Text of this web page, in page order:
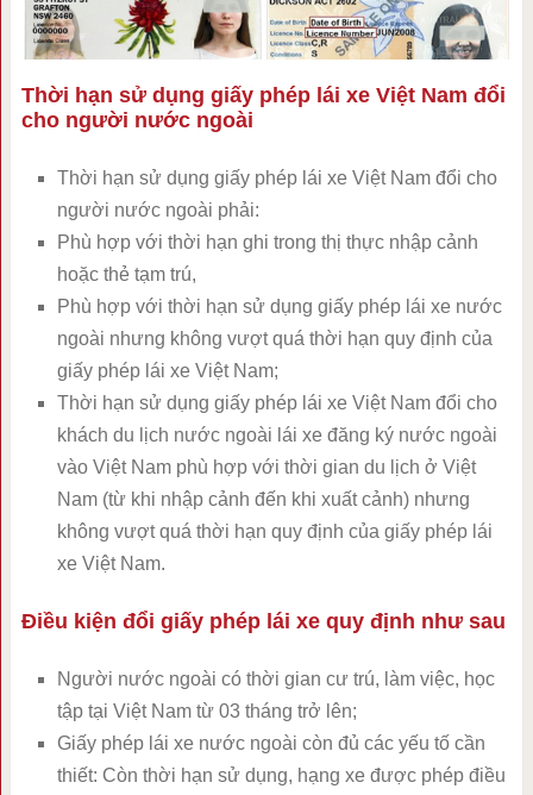
Thời hạn sử dụng giấy phép lái xe Việt Nam đổi
cho người nước ngoài
Thời hạn sử dụng giấy phép lái xe Việt Nam đổi cho
người nước ngoài phải:
Phù hợp với thời hạn ghi trong thị thực nhập cảnh
hoặc thẻ tạm trú,
Phù hợp với thời hạn sử dụng giấy phép lái xe nước
ngoài nhưng không vượt quá thời hạn quy định của
giấy phép lái xe Việt Nam;
Thời hạn sử dụng giấy phép lái xe Việt Nam đổi cho
khách du lịch nước ngoài lái xe đăng ký nước ngoài
vào Việt Nam phù hợp với thời gian du lịch ở Việt
Nam (từ khi nhập cảnh đến khi xuất cảnh) nhưng
không vượt quá thời hạn quy định của giấy phép lái
xe Việt Nam.
Điều kiện đổi giấy phép lái xe quy định như sau
Người nước ngoài có thời gian cư trú, làm việc, học
tập tại Việt Nam từ 03 tháng trở lên;
Giấy phép lái xe nước ngoài còn đủ các yếu tố cần
thiết: Còn thời hạn sử dụng, hạng xe được phép điều